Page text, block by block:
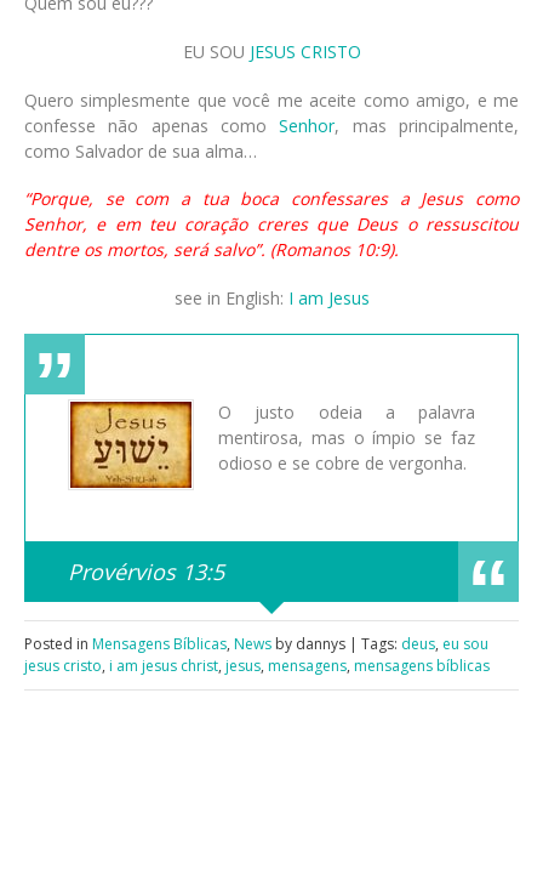
EU SOU JESUS CRISTO
Quero simplesmente que você me aceite como amigo, e me
confesse não apenas comoSenhor, mas principalmente,
como Salvador de sua alma…
“Porque, se com a tua boca confessares a Jesus como
Senhor, e em teu coração creres que Deus o ressuscitou
dentre os mortos, será salvo”. (Romanos 10:9).
see in English: I am Jesus
O justo odeia a palavra
mentirosa, mas o ímpio se faz
odioso e se cobre de vergonha.
Provérvios 13:5
Posted in Mensagens Bíblicas, News by dannys | Tags: deus, eu sou
jesus cristo, i am jesus christ, jesus, mensagens, mensagens bíblicas